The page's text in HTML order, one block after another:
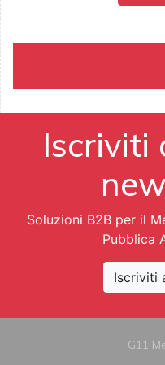
Iscriviti
Soluzioni B2B per il
Pubblica
Iscriviti
G11